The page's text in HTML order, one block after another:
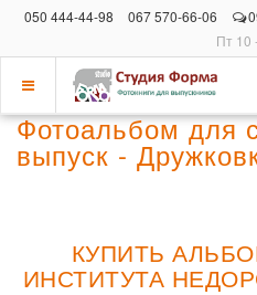
050 444-44-98 067 570-66-06
Пт 10
Показать
меню
Фотоальбом для
выпуск -
КУПИТЬ
ИНСТИТУТА